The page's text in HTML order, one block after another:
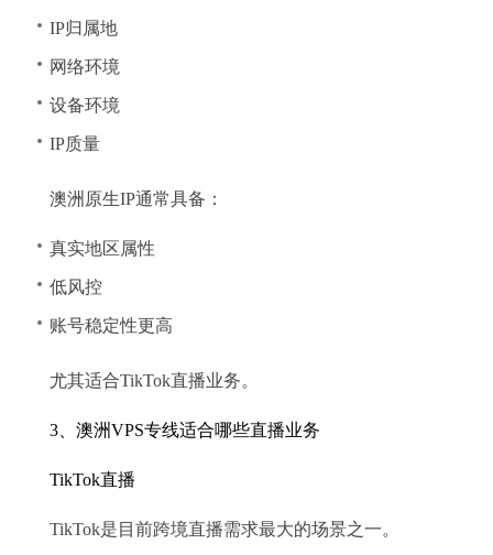
IP归属地
网络环境
设备环境
IP质量
澳洲原生IP通常具备：
真实地区属性
低风控
账号稳定性更高
尤其适合TikTok直播业务。
3、澳洲VPS专线适合哪些直播业务
TikTok直播
TikTok是目前跨境直播需求最大的场景之一。